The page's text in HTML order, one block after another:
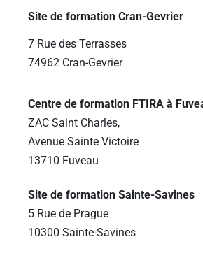
Site de formation Cran-Gevrier
7 Rue des Terrasses
74962 Cran-Gevrier
Centre de formation FTIRA à
ZAC Saint Charles,
Avenue Sainte Victoire
13710 Fuveau
Site de formation Sainte-Savines
5 Rue de Prague
10300 Sainte-Savines